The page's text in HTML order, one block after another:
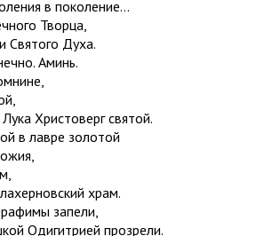
в поколение…
Творца,
Святого Духа.
Аминь.
Христоверг святой.
в лавре золотой
храм.
запели,
Одигитрией прозрели.